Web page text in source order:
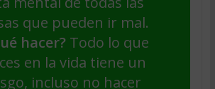
que pueden ir mal.
hacer?Todo lo que
en la vida tiene un
incluso no hacer